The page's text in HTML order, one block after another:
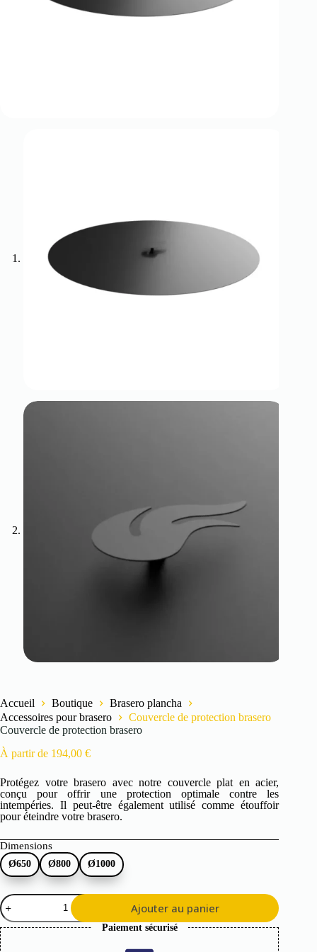
Accueil Boutique
Brasero plancha
Accessoires pour brasero
Couvercle de protection brasero
Couvercle de protection brasero
À partir de 194,00 €
Protégez votre brasero avec notre couvercle plat en acier,
conçu pour offrir une protection optimale contre les
intempéries. Il peut-être également utilisé comme étouffoir
pour éteindre votre brasero.
Dimensions
Ø650 Ø800 Ø1000
quantité
de
Couvercle
de
protection
Ajouter au panier
Paiement sécurisé